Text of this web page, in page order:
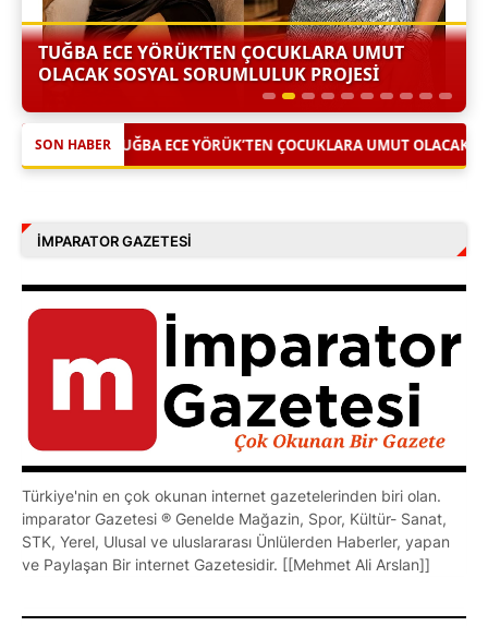
TUĞBA ECE YÖRÜK’TEN ÇOCUKLARA UMUT
OLACAK SOSYAL SORUMLULUK PROJESİ
SON HABER
ÇOCUKLARA UMUT OLACAK SOSYAL SORUMLULUK PROJESİ
İMPARATOR GAZETESI
Türkiye'nin en çok okunan internet gazetelerinden biri olan.
imparator Gazetesi ® Genelde Mağazin, Spor, Kültür- Sanat,
STK, Yerel, Ulusal ve uluslararası Ünlülerden Haberler, yapan
ve Paylaşan Bir internet Gazetesidir. [[Mehmet Ali Arslan]]